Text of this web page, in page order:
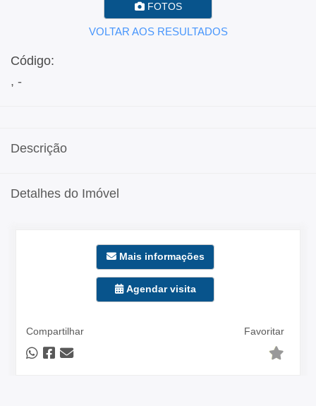
FOTOS
VOLTAR AOS RESULTADOS
Código:
, -
Descrição
Detalhes do Imóvel
Mais informações
Agendar visita
Compartilhar Favoritar